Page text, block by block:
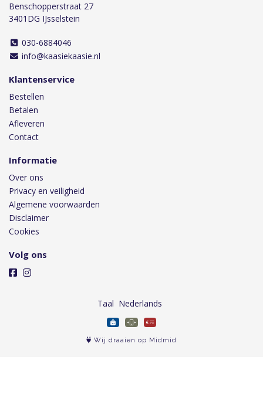
Benschopperstraat 27
3401DG IJsselstein
030-6884046
info@kaasiekaasie.nl
Klantenservice
Bestellen
Betalen
Afleveren
Contact
Informatie
Over ons
Privacy en veiligheid
Algemene voorwaarden
Disclaimer
Cookies
Volg ons
Taal
Wij draaien op Midmid